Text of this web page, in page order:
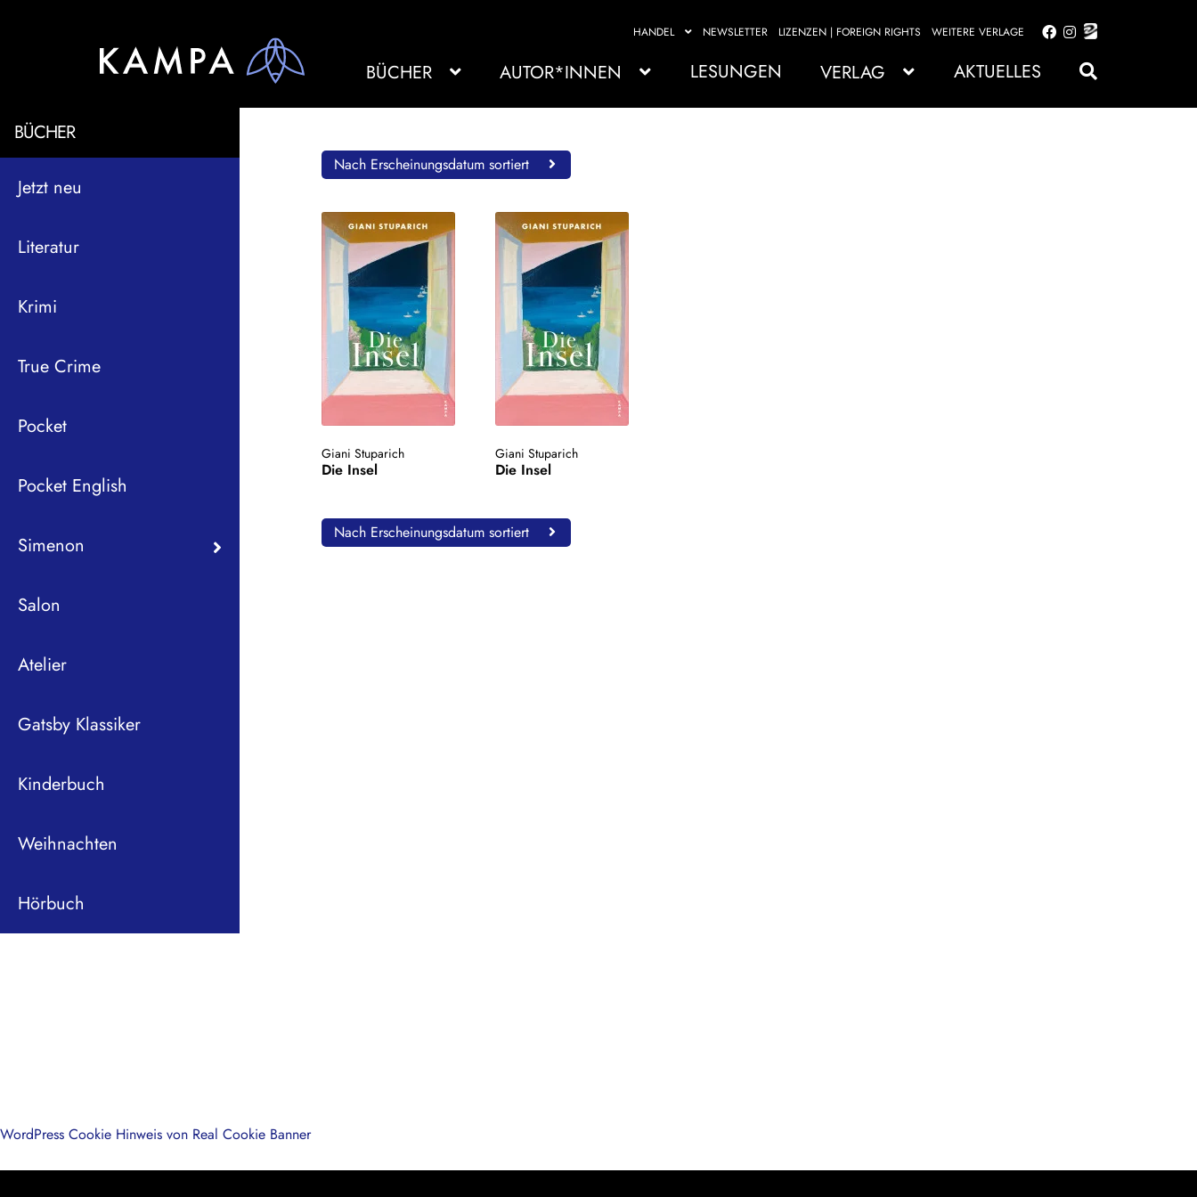
HANDEL NEWSLETTER LIZENZEN | FOREIGN RIGHTS WEITERE VERLAGE
Zur
springen
Zum
springen
BÜCHER AUTOR*INNEN LESUNGEN VERLAG AKTUELLES
BÜCHER
Jetzt neu
Literatur
Krimi
True Crime
Pocket
Pocket English
Simenon
Salon
Atelier
Gatsby Klassiker
Kinderbuch
Weihnachten
Hörbuch
Nach Erscheinungsdatum sortiert
Giani Stuparich
Die Insel
Giani Stuparich
Die Insel
Nach Erscheinungsdatum sortiert
WordPress Cookie Hinweis von Real Cookie Banner